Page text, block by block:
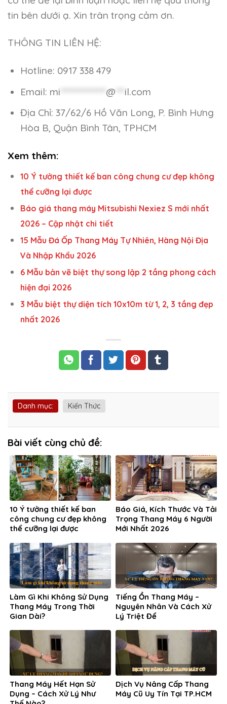
tin bên dưới ạ. Xin trân trọng cảm ơn.
THÔNG TIN LIÊN HỆ:
Hotline: 0917 338 479
Email: mi @
il.com
Địa Chỉ: 37/62/6 Hồ Văn Long, P. Bình Hưng
Hòa B, Quận Bình Tân, TPHCM
Xem thêm:
10 Ý tưởng thiết kế ban công chung cư đẹp không
thể cưỡng lại được
Báo giá thang máy Mitsubishi Nexiez S mới nhất
2026 – Cập nhật chi tiết
15 Mẫu Đá Ốp Thang Máy Tự Nhiên, Hàng Nội Địa
Và Nhập Khẩu 2026
6 Mẫu bản vẽ biệt thự song lập 2 tầng phong cách
hiện đại 2026
3 Mẫu biệt thự diện tích 10x10m từ 1, 2, 3 tầng đẹp
nhất 2026
Danh mục: Kiến Thức
Bài viết cùng chủ đề:
10 Ý tưởng thiết kế ban
công chung cư đẹp không
thể cưỡng lại được
Báo Giá, Kích Thước Và Tải
Trọng Thang Máy 6 Người
Mới Nhất 2026
Làm Gì Khi Không Sử Dụng
Thang Máy Trong Thời
Gian Dài?
Tiếng Ồn Thang Máy –
Nguyên Nhân Và Cách Xử
Lý Triệt Để
Thang Máy Hết Hạn Sử
Dụng – Cách Xử Lý Như
Dịch Vụ Nâng Cấp Thang
Máy Cũ Uy Tín Tại TP.HCM